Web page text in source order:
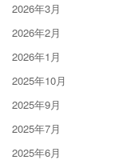
2026年3月
2026年2月
2026年1月
2025年10月
2025年9月
2025年7月
2025年6月